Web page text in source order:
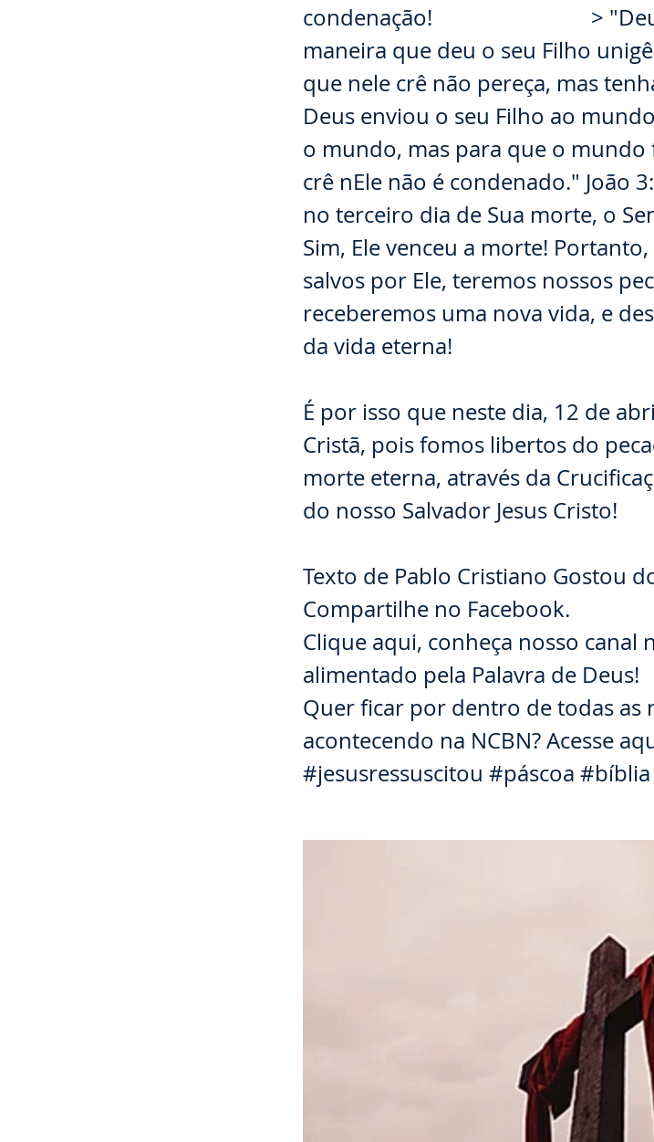
condenação! ⠀⠀⠀⠀⠀⠀⠀⠀⠀ >
maneira que deu o seu Filho
que nele crê não pereça, mas
Deus enviou o seu Filho ao
o mundo, mas para que o mundo
crê nEle não é condenado."
no terceiro dia de Sua morte, o
Sim, Ele venceu a morte!
salvos por Ele, teremos nossos
receberemos uma nova vida, e
da vida eterna!
É por isso que neste dia, 12 de
Cristã, pois fomos libertos do
morte eterna, através da
do nosso Salvador Jesus Cristo!
Texto de Pablo Cristiano Gostou
Compartilhe no Facebook.
Clique aqui, conheça nosso canal
alimentado pela Palavra de Deus!
Quer ficar por dentro de todas as
acontecendo na NCBN? Acesse
#jesusressuscitou #páscoa #bíblia